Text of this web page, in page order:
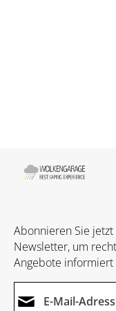
Abonnieren Sie
Newsletter, um
Angebote informiert